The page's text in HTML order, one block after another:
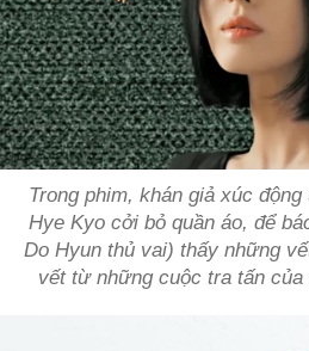
Trong phim, khán giả xúc
Hye Kyo cởi bỏ quần áo, để
Do Hyun thủ vai) thấy những
vết từ những cuộc tra tấn của